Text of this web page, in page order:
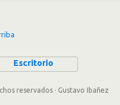
Escritorio
reservados · Gustavo Ibañez